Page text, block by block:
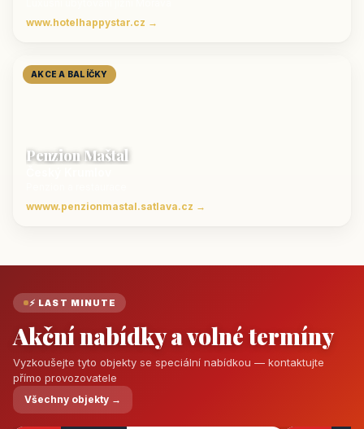
www.hotelhappystar.cz →
AKCE A BALÍČKY
Penzion Maštal
wwww.penzionmastal.satlava.cz →
⚡ LAST MINUTE
Akční nabídky a volné termíny
Vyzkoušejte tyto objekty se speciální nabídkou — kontaktujte
přímo provozovatele
Všechny objekty →